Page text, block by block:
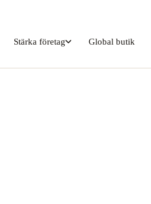
Stärka företag Global butik